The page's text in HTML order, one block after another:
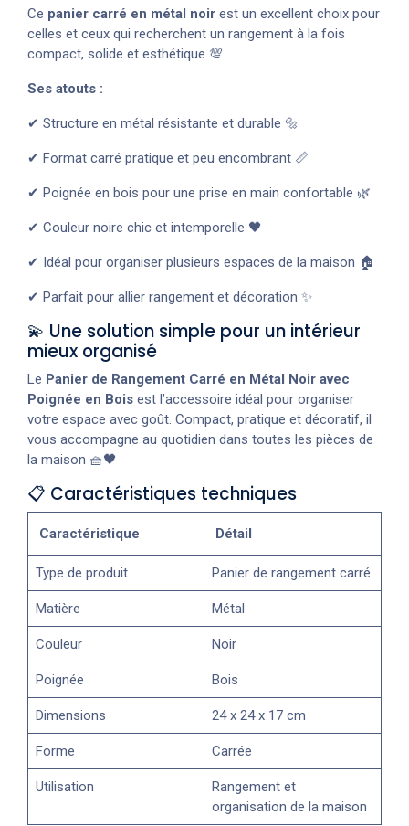
Ce panier carré en métal noir est un excellent choix pour
celles et ceux qui recherchent un rangement à la fois
compact, solide et esthétique 💯
Ses atouts :
✔ Structure en métal résistante et durable 🔩
✔ Format carré pratique et peu encombrant 📏
✔ Poignée en bois pour une prise en main confortable 🌿
✔ Couleur noire chic et intemporelle 🖤
✔ Idéal pour organiser plusieurs espaces de la maison 🏠
✔ Parfait pour allier rangement et décoration ✨
💫 Une solution simple pour un intérieur
mieux organisé
Le Panier de Rangement Carré en Métal Noir avec
Poignée en Bois est l’accessoire idéal pour organiser
votre espace avec goût. Compact, pratique et décoratif, il
vous accompagne au quotidien dans toutes les pièces de
la maison 🧺🖤
📋 Caractéristiques techniques
Caractéristique Détail
Type de produit Panier de rangement carré
Matière Métal
Couleur Noir
Poignée Bois
Dimensions 24 x 24 x 17 cm
Forme Carrée
Utilisation
Rangement et
organisation de la maison